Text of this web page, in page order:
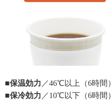
■保温効力 ／46℃以上（6時間）
■保冷効力 ／10℃以下（6時間）